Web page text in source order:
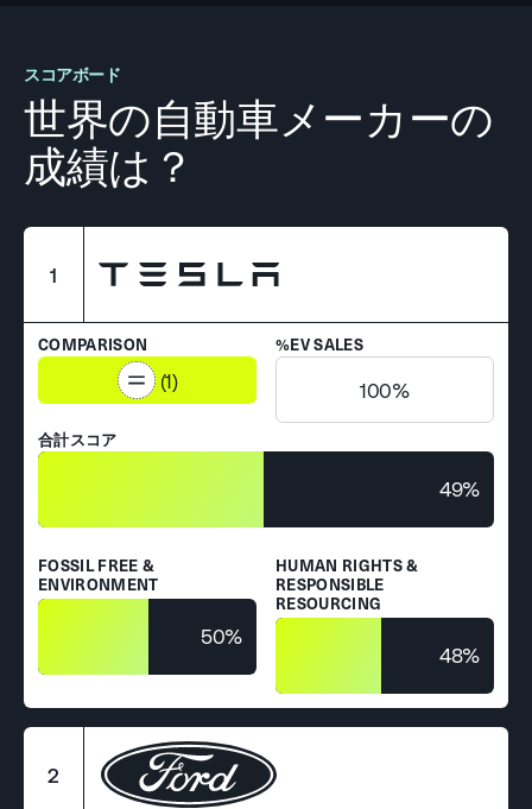
スコアボード
世界の自動車メーカーの
成績は？
1
COMPARISON
(1)
%EV SALES
100%
合計スコア
49%
FOSSIL FREE &
ENVIRONMENT
50%
HUMAN RIGHTS &
RESPONSIBLE
RESOURCING
48%
2